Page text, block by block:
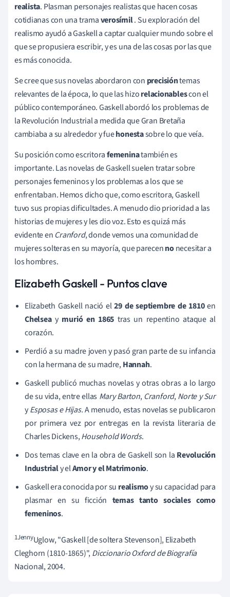
realista. Plasman personajes realistas que hacen cosas
cotidianas con una tramaverosímil. Su exploración del
realismo ayudó a Gaskell a captar cualquier mundo sobre el
que se propusiera escribir, y es una de las cosas por las que
es más conocida.
Se cree que sus novelas abordaron con precisióntemas
relevantes de la época, lo que las hizorelacionablescon el
público contemporáneo. Gaskell abordó los problemas de
la Revolución Industrial a medida que Gran Bretaña
cambiaba a su alrededor y fuehonestasobre lo que veía.
Su posición como escritorafemeninatambién es
importante. Las novelas de Gaskell suelen tratar sobre
personajes femeninos y los problemas a los que se
enfrentaban. Hemos dicho que, como escritora, Gaskell
tuvo sus propias dificultades. A menudo dio prioridad a las
historias de mujeres y les dio voz. Esto es quizá más
evidente en Cranford, donde vemos una comunidad de
mujeres solteras en su mayoría, que parecennonecesitar a
los hombres.
Elizabeth Gaskell - Puntos clave
Elizabeth Gaskell nació el29 de septiembre de 1810en
Chelseay murió en 1865 tras un repentino ataque al
corazón.
Perdió a su madre joven y pasó gran parte de su infancia
con la hermana de su madre,Hannah.
Gaskell publicó muchas novelas y otras obras a lo largo
de su vida, entre ellas Mary Barton, Cranford,Norte y Sur
yEsposas e Hijas.A menudo, estas novelas se publicaron
por primera vez por entregas en la revista literaria de
Charles Dickens,Household Words.
Dos temas clave en la obra de Gaskell son la Revolución
Industrialy elAmor y el Matrimonio.
Gaskell era conocida por su realismoy su capacidad para
plasmar en su ficción temas tanto sociales como
femeninos.
1JennyUglow, "Gaskell [de soltera Stevenson], Elizabeth
Cleghorn (1810-1865)",Diccionario Oxford de Biografía
Nacional, 2004.